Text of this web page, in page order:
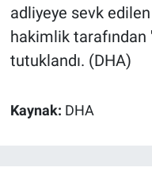
adliyeye sevk edilen
hakimlik
tutuklandı. (DHA)
Kaynak: DHA